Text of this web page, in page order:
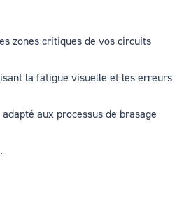
zones critiques de vos circuits
la fatigue visuelle et les erreurs
aux processus de brasage